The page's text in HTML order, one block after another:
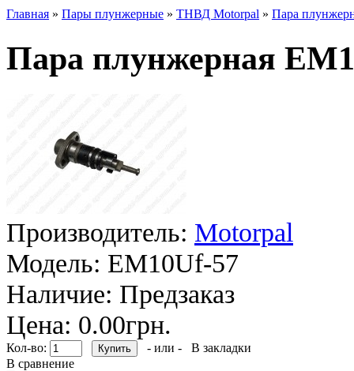
Главная » Пары плунжерные » ТНВД Motorpal » Пара
Пара плунжерная
Производитель: Motorpal
Модель: EM10Uf-57
Наличие: Предзаказ
Цена: 0.00грн.
Кол-во: - или -
В закладки
В сравнение